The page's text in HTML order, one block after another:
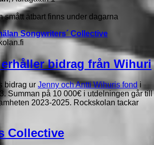
smått ätbart finns under dagarna
Songwriters´ Collective
bidrag från Wihuri
bidrag ur Jenny och Antti Wihuris fond i
Summan på 10 000€ i utdelningen går till
2023-2025. Rockskolan tackar
Collective